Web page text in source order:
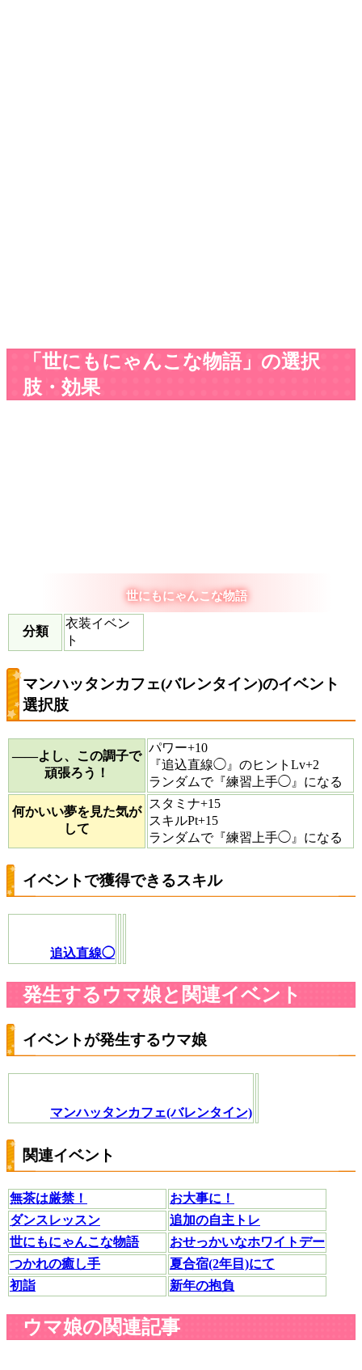
「世にもにゃんこな物語」の選択
肢・効果
世にもにゃんこな物語
分類
衣装イベン
ト
マンハッタンカフェ(バレンタイン)のイベント
選択肢
――よし、この調子で
頑張ろう！
パワー+10
『追込直線◯』のヒントLv+2
ランダムで『練習上手◯』になる
何かいい夢を見た気が
して
スタミナ+15
スキルPt+15
ランダムで『練習上手◯』になる
イベントで獲得できるスキル
追込直線◯
発生するウマ娘と関連イベント
イベントが発生するウマ娘
マンハッタンカフェ(バレンタイン)
関連イベント
無茶は厳禁！
お大事に！
ダンスレッスン
追加の自主トレ
世にもにゃんこな物語
おせっかいなホワイトデー
つかれの癒し手
夏合宿(2年目)にて
初詣
新年の抱負
ウマ娘の関連記事